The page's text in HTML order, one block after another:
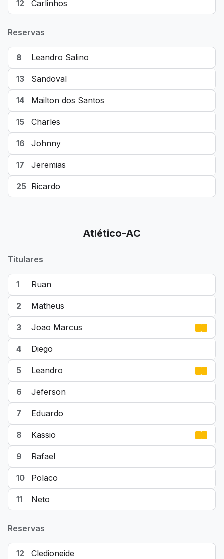
12 Carlinhos
Reservas
8 Leandro Salino
13 Sandoval
14 Mailton dos Santos
15 Charles
16 Johnny
17 Jeremias
25 Ricardo
Atlético-AC
Titulares
1 Ruan
2 Matheus
3 Joao Marcus
4 Diego
5 Leandro
6 Jeferson
7 Eduardo
8 Kassio
9 Rafael
10 Polaco
11 Neto
Reservas
12 Cledioneide